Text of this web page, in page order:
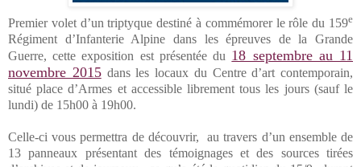
Premier volet d’un triptyque destiné à commémorer le rôle du 159e
Régiment d’Infanterie Alpine dans les épreuves de la Grande
Guerre, cette exposition est présentée du 18 septembre au 11
novembre 2015dans les locaux du Centre d’art contemporain,
situé place d’Armes et accessible librement tous les jours (sauf le
lundi) de 15h00 à 19h00.
Celle-ci vous permettra de découvrir, au travers d’un ensemble de
13 panneaux présentant des témoignages et des sources tirées